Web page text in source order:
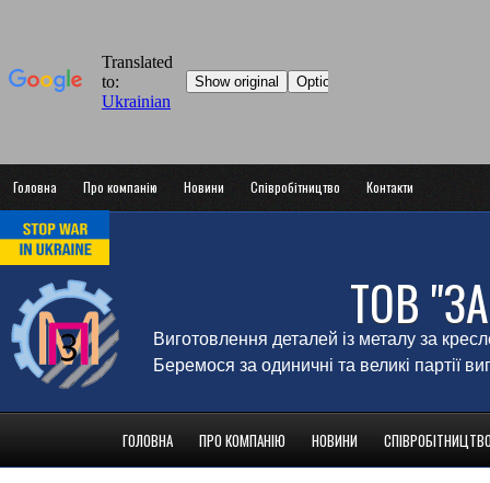
Головна Про компанію Новини Співробітництво Контакти
ТОВ
Виготовлення деталей із металу за
Беремося за одиничні та великі партії
ГОЛОВНА ПРО КОМПАНІЮ НОВИНИ